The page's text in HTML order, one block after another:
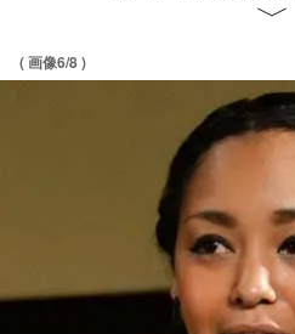
( 画像6/8 )